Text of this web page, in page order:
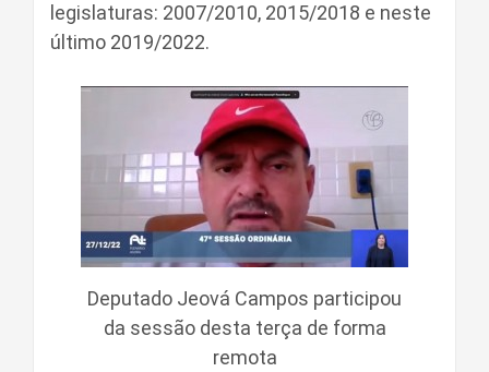
legislaturas: 2007/2010, 2015/2018 e neste
último 2019/2022.
Deputado Jeová Campos participou
da sessão desta terça de forma
remota